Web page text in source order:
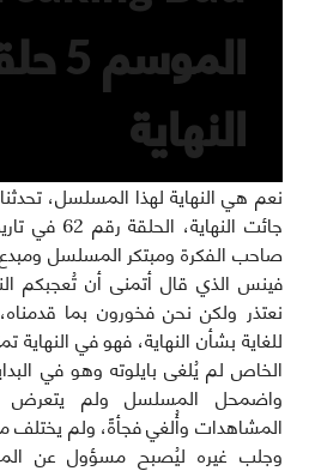
النهاية
نعم هي النهاية لهذا المسلسل، تحدثنا
جائت
صاحب الفكرة ومبتكر المسلسل
فينس الذي قال أتمنى أن تُعجبكم
نعتذر ولكن نحن فخورون بما
للغاية بشأن النهاية، فهو في
الخاص لم يُلغى بايلوته وهو في
واضمحل المسلسل ولم يتعرض
المشاهدات وأُلغي فجأةً، ولم يختلف
وجلب غيره ليُصبح مسؤول عن